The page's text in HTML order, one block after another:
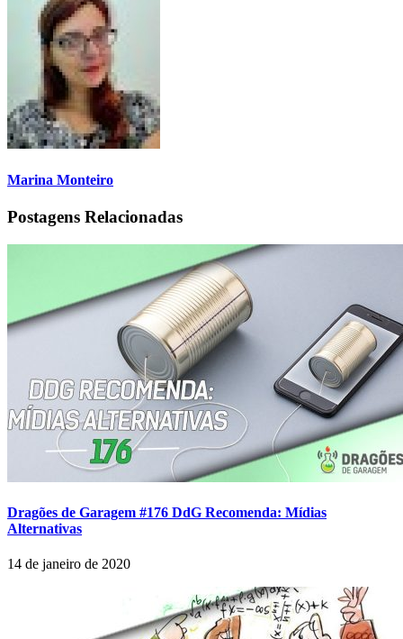
Marina Monteiro
Postagens Relacionadas
Dragões de Garagem #176 DdG Recomenda: Mídias
Alternativas
14 de janeiro de 2020